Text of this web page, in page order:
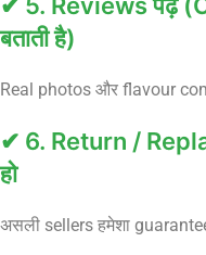
बताती है)
Real photos और flavour
✔ 6. Return /
हो
असली sellers हमेशा